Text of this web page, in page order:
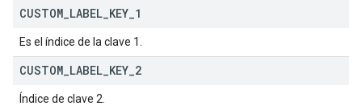
CUSTOM LABEL KEY 1
Es el índice de la clave 1.
CUSTOM LABEL KEY 2
Índice de clave 2.